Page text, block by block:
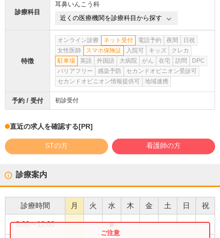
診療科目
耳鼻いんこう科
近くの医療機関を診療科目から探す
特徴
オンライン診療 ネット受付 電話予約 夜間
日祝
女性医師
スマホ保険証 入院可 キッズ
クレカ
駐車場
英語 外国語 大病院 がん 在宅 訪問
DPC
バリアフリー
感染予防
セカンドオピニオン受診可
セカンドオピニオン情報提供可
地域連携
予約 / 受付 初診受付
直近の求人を確認する[PR]
STの方 看護師の方
診療案内
診療時間 月 火 水 木 金 土 日 祝
9:00〜12:00 ●